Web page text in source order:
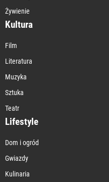
Żywienie
Kultura
Film
Literatura
Muzyka
Sztuka
Teatr
Lifestyle
Dom i ogród
Gwiazdy
Kulinaria